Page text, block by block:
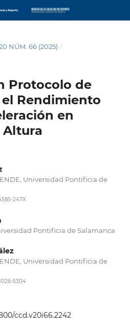
NÚM. 66 (2025) /
Protocolo de
Rendimiento
en
Altura
Universidad Pontificia de
247X
Pontificia de Salamanca
Universidad Pontificia de
5304
ccd.v20i66.2242